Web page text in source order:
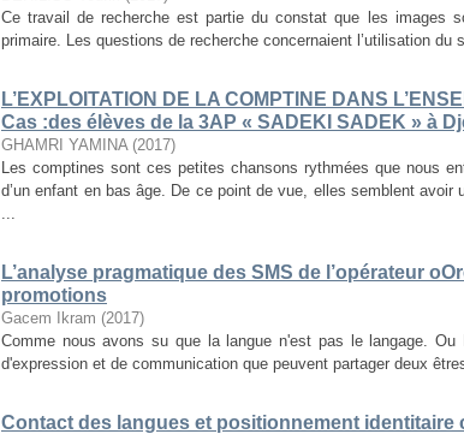
Ce travail de recherche est partie du constat que les images
primaire. Les questions de recherche concernaient l’utilisation
L’EXPLOITATION DE LA COMPTINE DANS
Cas :des élèves de la 3AP « SADEKI SADEK » à
GHAMRI YAMINA (2017)
Les comptines sont ces petites chansons rythmées que nous
d’un enfant en bas âge. De ce point de vue, elles semblent avoir
...
L’analyse pragmatique des SMS de l’opérateur
promotions
Gacem Ikram (2017)
Comme nous avons su que la langue n'est pas le langage. Ou
d'expression et de communication que peuvent partager deux
Contact des langues et positionnement identitaire